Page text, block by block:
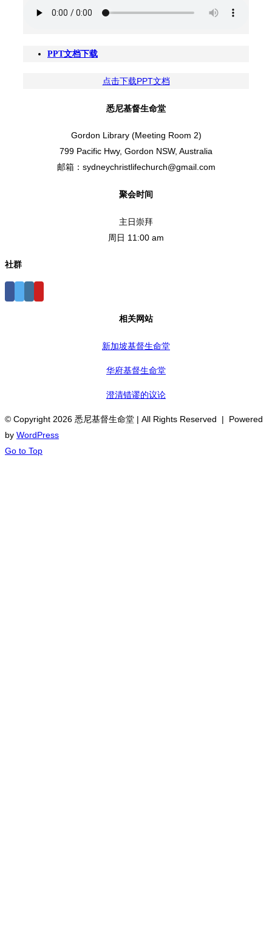
PPT文档下载
点击下载PPT文档
悉尼基督生命堂
Gordon Library (Meeting Room 2)
799 Pacific Hwy, Gordon NSW, Australia
邮箱：sydneychristlifechurch@gmail.com
聚会时间
主日崇拜
周日 11:00 am
社群
相关网站
新加坡基督生命堂
华府基督生命堂
澄清错谬的议论
© Copyright 2026 悉尼基督生命堂 | All Rights Reserved | Powered
by WordPress
Go to Top